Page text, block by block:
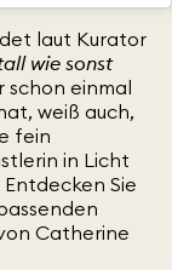
laut Kurator
wie sonst
schon einmal
weiß auch,
fein
in Licht
Sie
Catherine